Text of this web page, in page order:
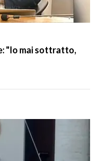
"Io mai sottratto,